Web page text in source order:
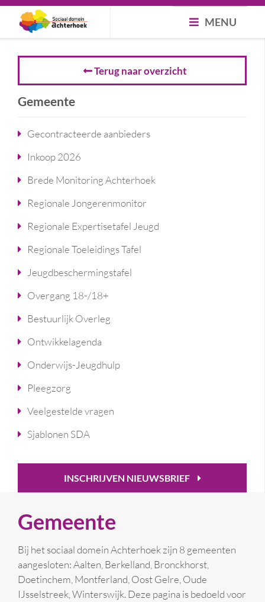
MENU
Terug naar overzicht
Gemeente
Gecontracteerde aanbieders
Inkoop 2026
Brede Monitoring Achterhoek
Regionale Jongerenmonitor
Regionale Expertisetafel Jeugd
Regionale Toeleidings Tafel
Jeugdbeschermingstafel
Overgang 18-/18+
Bestuurlijk Overleg
Ontwikkelagenda
Onderwijs-Jeugdhulp
Pleegzorg
Veelgestelde vragen
Sjablonen SDA
INSCHRIJVEN NIEUWSBRIEF
Gemeente
Bij het sociaal domein Achterhoek zijn 8 gemeenten
aangesloten: Aalten, Berkelland, Bronckhorst,
Doetinchem, Montferland, Oost Gelre, Oude
IJsselstreek, Winterswijk. Deze pagina is bedoeld voor